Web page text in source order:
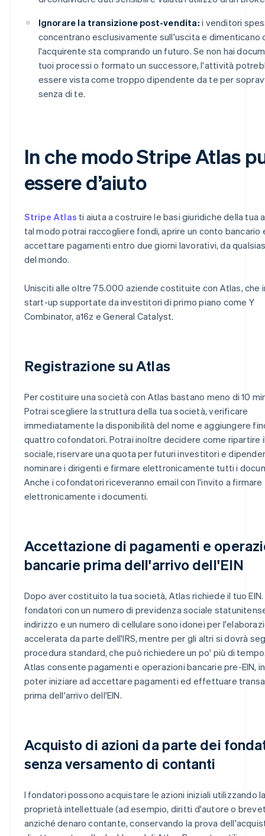
Ignorare la transizione post-vendita: i venditori
concentrano esclusivamente sull'uscita e dimenticano
l'acquirente sta comprando un futuro. Se non hai
tuoi processi o formato un successore, l'attività
essere vista come troppo dipendente da te per
senza di te.
In che modo Stripe Atlas
essere d’aiuto
Stripe Atlas ti aiuta a costruire le basi giuridiche della tua
tal modo potrai raccogliere fondi, aprire un conto bancario
accettare pagamenti entro due giorni lavorativi, da
del mondo.
Unisciti alle oltre 75.000 aziende costituite con Atlas, che
start-up supportate da investitori di primo piano come Y
Combinator, a16z e General Catalyst.
Registrazione su Atlas
Per costituire una società con Atlas bastano meno di 10
Potrai scegliere la struttura della tua società, verificare
immediatamente la disponibilità del nome e aggiungere
quattro cofondatori. Potrai inoltre decidere come ripartire
sociale, riservare una quota per futuri investitori e
nominare i dirigenti e firmare elettronicamente tutti i
Anche i cofondatori riceveranno email con l'invito a firmare
elettronicamente i documenti.
Accettazione di pagamenti e
bancarie prima dell'arrivo dell'EIN
Dopo aver costituito la tua società, Atlas richiede il tuo EIN.
fondatori con un numero di previdenza sociale
indirizzo e un numero di cellulare sono idonei per
accelerata da parte dell'IRS, mentre per gli altri si dovrà
procedura standard, che può richiedere un po' più di
Atlas consente pagamenti e operazioni bancarie pre-EIN,
poter iniziare ad accettare pagamenti ed effettuare
prima dell'arrivo dell'EIN.
Acquisto di azioni da parte dei
senza versamento di contanti
I fondatori possono acquistare le azioni iniziali utilizzando
proprietà intellettuale (ad esempio, diritti d'autore o
anziché denaro contante, conservando la prova